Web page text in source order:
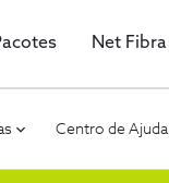
Net Fibra
Centro de Ajuda